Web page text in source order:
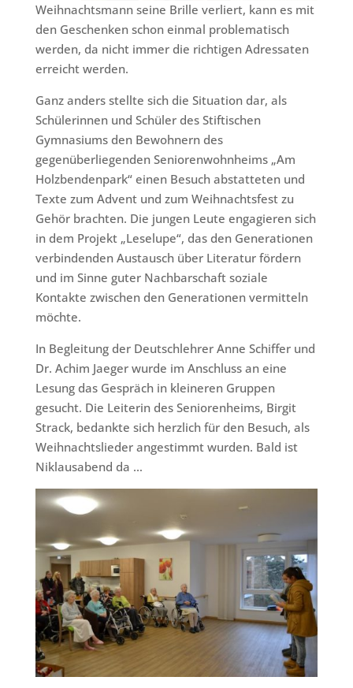
Weihnachtsmann seine Brille verliert, kann es mit
den Geschenken schon einmal problematisch
werden, da nicht immer die richtigen Adressaten
erreicht werden.
Ganz anders stellte sich die Situation dar, als
Schülerinnen und Schüler des Stiftischen
Gymnasiums den Bewohnern des
gegenüberliegenden Senioren­wohnheims „Am
Holzbendenpark“ einen Besuch abstatteten und
Texte zum Advent und zum Weihnachtsfest zu
Gehör brachten. Die jungen Leute engagieren sich
in dem Projekt „Leselupe“, das den Generationen
verbin­denden Austausch über Literatur fördern
und im Sinne guter Nach­barschaft soziale
Kontakte zwischen den Generationen vermitteln
möchte.
In Begleitung der Deutschlehrer Anne Schiffer und
Dr. Achim Jaeger wurde im Anschluss an eine
Lesung das Gespräch in kleineren Gruppen
gesucht. Die Leiterin des Seniorenheims, Birgit
Strack, bedankte sich herzlich für den Besuch, als
Weihnachtslieder angestimmt wurden. Bald ist
Niklausabend da …